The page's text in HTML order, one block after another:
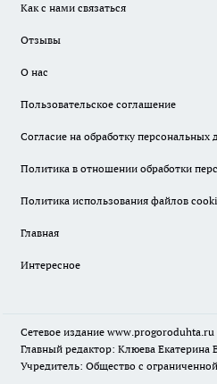
Как с нами связаться
Отзывы
О нас
Пользовательское соглашение
Согласие на обработку персональных
Политика в отношении обработки
Политика использования файлов
Главная
Интересное
Сетевое издание www.progoroduhta.ru
Главный редактор: Клюева Екатерина
Учредитель: Общество с